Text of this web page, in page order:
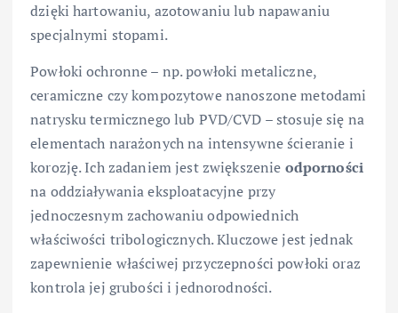
dzięki hartowaniu, azotowaniu lub napawaniu
specjalnymi stopami.
Powłoki ochronne – np. powłoki metaliczne,
ceramiczne czy kompozytowe nanoszone metodami
natrysku termicznego lub PVD/CVD – stosuje się na
elementach narażonych na intensywne ścieranie i
korozję. Ich zadaniem jest zwiększenie odporności
na oddziaływania eksploatacyjne przy
jednoczesnym zachowaniu odpowiednich
właściwości tribologicznych. Kluczowe jest jednak
zapewnienie właściwej przyczepności powłoki oraz
kontrola jej grubości i jednorodności.